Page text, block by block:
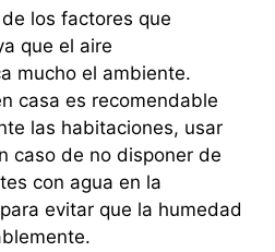
los factores que
que el aire
mucho el ambiente.
casa es recomendable
las habitaciones, usar
caso de no disponer de
con agua en la
evitar que la humedad